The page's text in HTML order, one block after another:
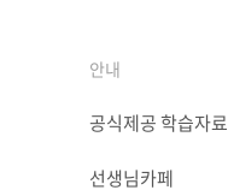
안내
공식제공 학습자료
선생님카페